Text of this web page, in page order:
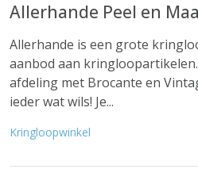
Allerhande Peel en
Allerhande is een grote
aanbod aan
afdeling met Brocante en
ieder wat wils! Je...
Kringloopwinkel